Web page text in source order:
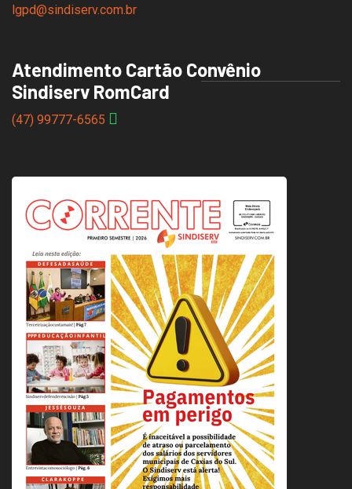
lgpd@sindiserv.com.br
Atendimento Cartão Convênio
Sindiserv RomCard
(47) 99777-6565